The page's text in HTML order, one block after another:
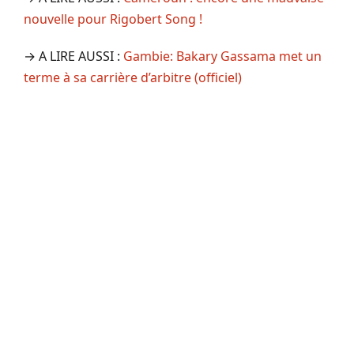
nouvelle pour Rigobert Song !
→ A LIRE AUSSI : Gambie: Bakary Gassama met un
terme à sa carrière d’arbitre (officiel)